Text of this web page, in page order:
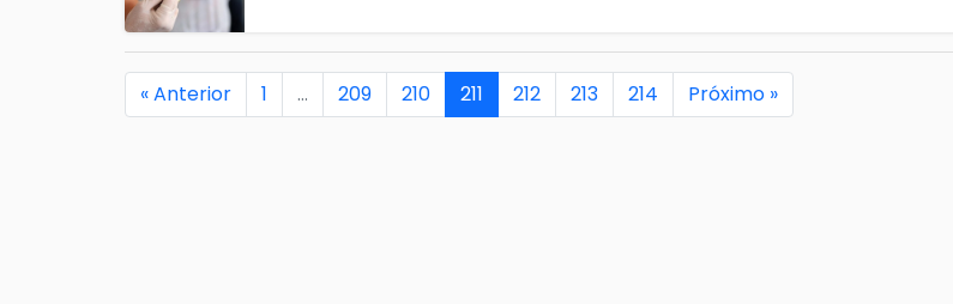
« Anterior 1 … 209 210 211 212 213 214 Próximo »